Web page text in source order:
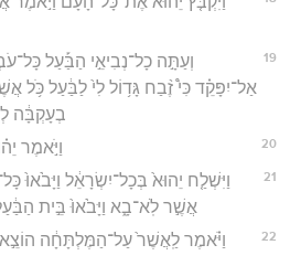
19
וְעַתָּ֣ה כָל־נְבִיאֵ֣י הַבַּ֡עַל
אַל־יִפָּקֵ֗ד כִּי֩ זֶ֨בַח גָּד֥וֹל לִי֙ לַבַּ֔עַל כֹּ֥ל
בְעָקְבָּ֔ה
20 וַיֹּ֣אמֶר
21
וַיִּשְׁלַ֤ח יֵהוּא֙ בְּכָל־יִשְׂרָאֵ֔ל וַיָּבֹ֙אוּ֙
אֲשֶׁ֣ר לֹֽא־בָ֑א וַיָּבֹ֙אוּ֙ בֵּ֣ית
22
וַיֹּ֗אמֶר לַֽאֲשֶׁר֙ עַל־הַמֶּלְתָּחָ֔ה